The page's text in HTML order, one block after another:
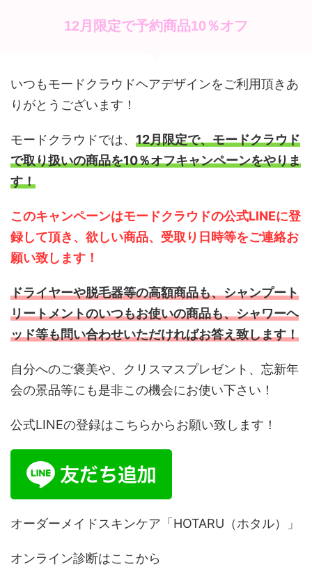
o
o
e
itt
er
er
e
12月限定で予約商品10％オフ
いつもモードクラウドヘアデザインをご利用頂きあ
りがとうございます！
モードクラウドでは、 12月限定で、モードクラウド
で取り扱いの商品を10％オフキャンペーンをやりま
す！
このキャンペーンはモードクラウドの公式LINEに登
録して頂き、欲しい商品、受取り日時等をご連絡お
願い致します！
ドライヤーや脱毛器等の高額商品も、シャンプート
リートメントのいつもお使いの商品も、シャワーヘ
ッド等も問い合わせいただければお答え致します！
自分へのご褒美や、クリスマスプレゼント、忘新年
会の景品等にも是非この機会にお使い下さい！
公式LINEの登録はこちらからお願い致します！
オーダーメイドスキンケア「HOTARU（ホタル）」
オンライン診断はここから